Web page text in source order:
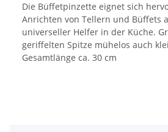
Die Büffetpinzette eignet sich
Anrichten von Tellern und Büffets
universeller Helfer in der Küche.
geriffelten Spitze mühelos auch
Gesamtlänge ca. 30 cm